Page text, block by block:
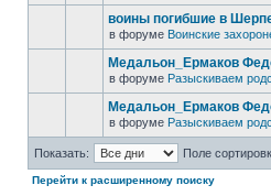
воины погибшие в
в форуме Воинские
Медальон_Ермаков
в форуме Разыскиваем
Медальон_Ермаков
в форуме Разыскиваем
Показать: Поле
Перейти к расширенному поиску